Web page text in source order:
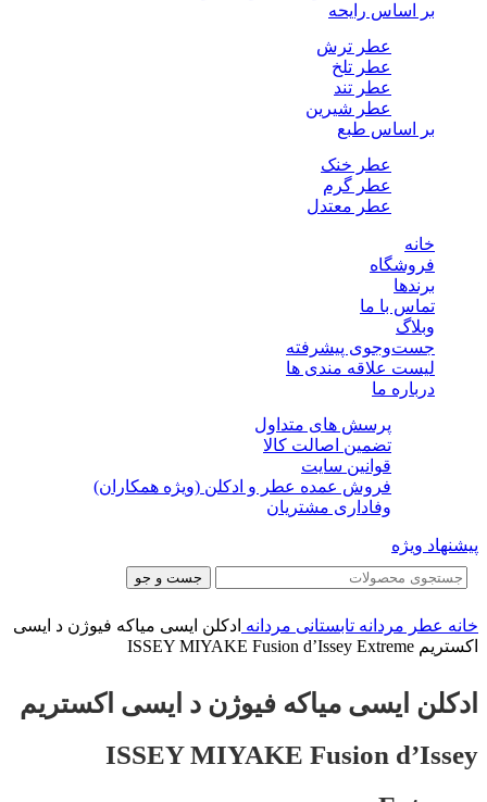
بر اساس رایحه
عطر ترش
عطر تلخ
عطر تند
عطر شیرین
بر اساس طبع
عطر خنک
عطر گرم
عطر معتدل
خانه
فروشگاه
برندها
تماس با ما
وبلاگ
جست‌وجوی پیشرفته
لیست علاقه مندی ها
درباره ما
پرسش های متداول
تضمین اصالت کالا
قوانین سایت
فروش عمده عطر و ادکلن (ویژه همکاران)
وفاداری مشتریان
پیشنهاد ویژه
جست و جو
خانه عطر مردانه تابستانی مردانه ادکلن ایسی میاکه فیوژن د ایسی
اکستریم ISSEY MIYAKE Fusion d’Issey Extreme
ادکلن ایسی میاکه فیوژن د ایسی اکستریم
ISSEY MIYAKE Fusion d’Issey